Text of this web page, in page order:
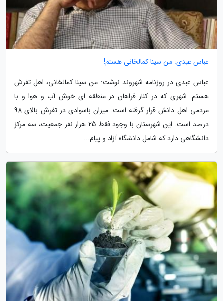
عباس عبدی: من سینا کمالخانی هستم!
عباس عبدی در روزنامه شهروند نوشت: من سینا کمالخانی، اهل تفرش
هستم. شهری که در کنار فراهان در منطقه ای خوش آب و هوا و با
مردمی اهل دانش قرار گرفته است. میزان باسوادی در تفرش بالای 98
درصد است. این شهرستان با وجود فقط 25 هزار نفر جمعیت، سه مرکز
دانشگاهی دارد که شامل دانشگاه آزاد و پیام...